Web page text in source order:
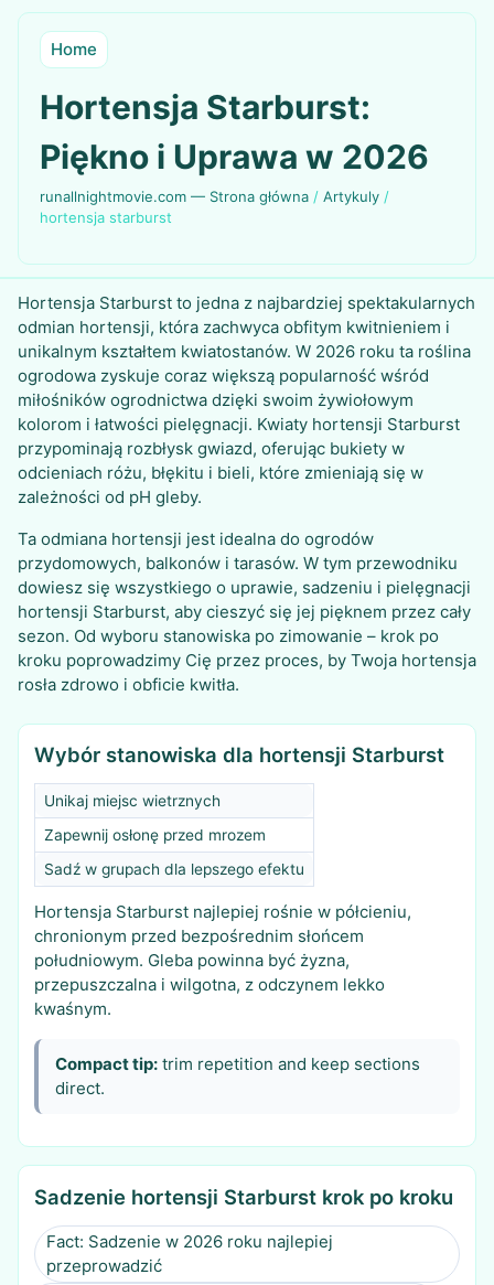
Home
Hortensja Starburst:
Piękno i Uprawa w 2026
runallnightmovie.com — Strona główna /Artykuly /
hortensja starburst
Hortensja Starburst to jedna z najbardziej spektakularnych
odmian hortensji, która zachwyca obfitym kwitnieniem i
unikalnym kształtem kwiatostanów. W 2026 roku ta roślina
ogrodowa zyskuje coraz większą popularność wśród
miłośników ogrodnictwa dzięki swoim żywiołowym
kolorom i łatwości pielęgnacji. Kwiaty hortensji Starburst
przypominają rozbłysk gwiazd, oferując bukiety w
odcieniach różu, błękitu i bieli, które zmieniają się w
zależności od pH gleby.
Ta odmiana hortensji jest idealna do ogrodów
przydomowych, balkonów i tarasów. W tym przewodniku
dowiesz się wszystkiego o uprawie, sadzeniu i pielęgnacji
hortensji Starburst, aby cieszyć się jej pięknem przez cały
sezon. Od wyboru stanowiska po zimowanie – krok po
kroku poprowadzimy Cię przez proces, by Twoja hortensja
rosła zdrowo i obficie kwitła.
Wybór stanowiska dla hortensji Starburst
Unikaj miejsc wietrznych
Zapewnij osłonę przed mrozem
Sadź w grupach dla lepszego efektu
Hortensja Starburst najlepiej rośnie w półcieniu,
chronionym przed bezpośrednim słońcem
południowym. Gleba powinna być żyzna,
przepuszczalna i wilgotna, z odczynem lekko
kwaśnym.
Compact tip:trim repetition and keep sections
direct.
Sadzenie hortensji Starburst krok po kroku
Fact: Sadzenie w 2026 roku najlepiej
przeprowadzić